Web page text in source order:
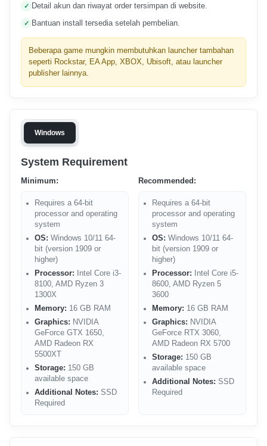
Detail akun dan riwayat order tersimpan di website.
Bantuan install tersedia setelah pembelian.
Beberapa game mungkin membutuhkan launcher tambahan
seperti Rockstar, EA App, XBOX, Ubisoft, atau launcher
publisher lainnya.
Windows
System Requirement
Minimum:
Requires a 64-bit
processor and operating
system
OS: Windows 10/11 64-
bit (version 1909 or
higher)
Processor: Intel Core i3-
8100, AMD Ryzen 3
1300X
Memory: 16 GB RAM
Graphics: NVIDIA
GeForce GTX 1650,
AMD Radeon RX
5500XT
Storage: 150 GB
available space
Additional Notes: SSD
Required
Recommended:
Requires a 64-bit
processor and operating
system
OS: Windows 10/11 64-
bit (version 1909 or
higher)
Processor: Intel Core i5-
8600, AMD Ryzen 5
3600
Memory: 16 GB RAM
Graphics: NVIDIA
GeForce RTX 3060,
AMD Radeon RX 5700
Storage: 150 GB
available space
Additional Notes: SSD
Required